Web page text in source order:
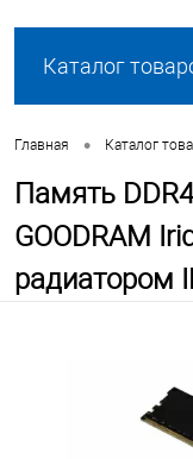
Каталог
Главная • Каталог
Память
GOODRAM
радиатором